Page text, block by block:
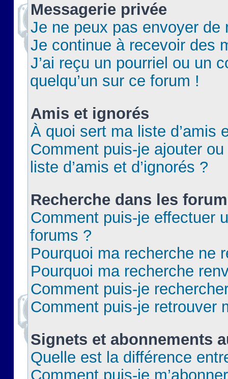
Messagerie privée
Je ne peux pas envoyer de
Je continue à recevoir des
J’ai reçu un pourriel ou un
quelqu’un sur ce forum !
Amis et ignorés
À quoi sert ma liste d’amis
Comment puis-je ajouter
liste d’amis et d’ignorés ?
Recherche dans les
Comment puis-je effectuer
forums ?
Pourquoi ma recherche ne
Pourquoi ma recherche
Comment puis-je
Comment puis-je retrouver
Signets et abonnements
Quelle est la différence
Comment puis-je